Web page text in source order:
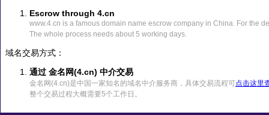
Escrow through 4.cn
www.4.cn is a famous domain name escrow company in China. For the
The whole process needs about 5 working days.
域名交易方式：
通过 金名网(4.cn) 中介交易
金名网(4.cn)是中国一家知名的域名中介服务商，具体交易流程可点击这里
整个交易过程大概需要5个工作日。